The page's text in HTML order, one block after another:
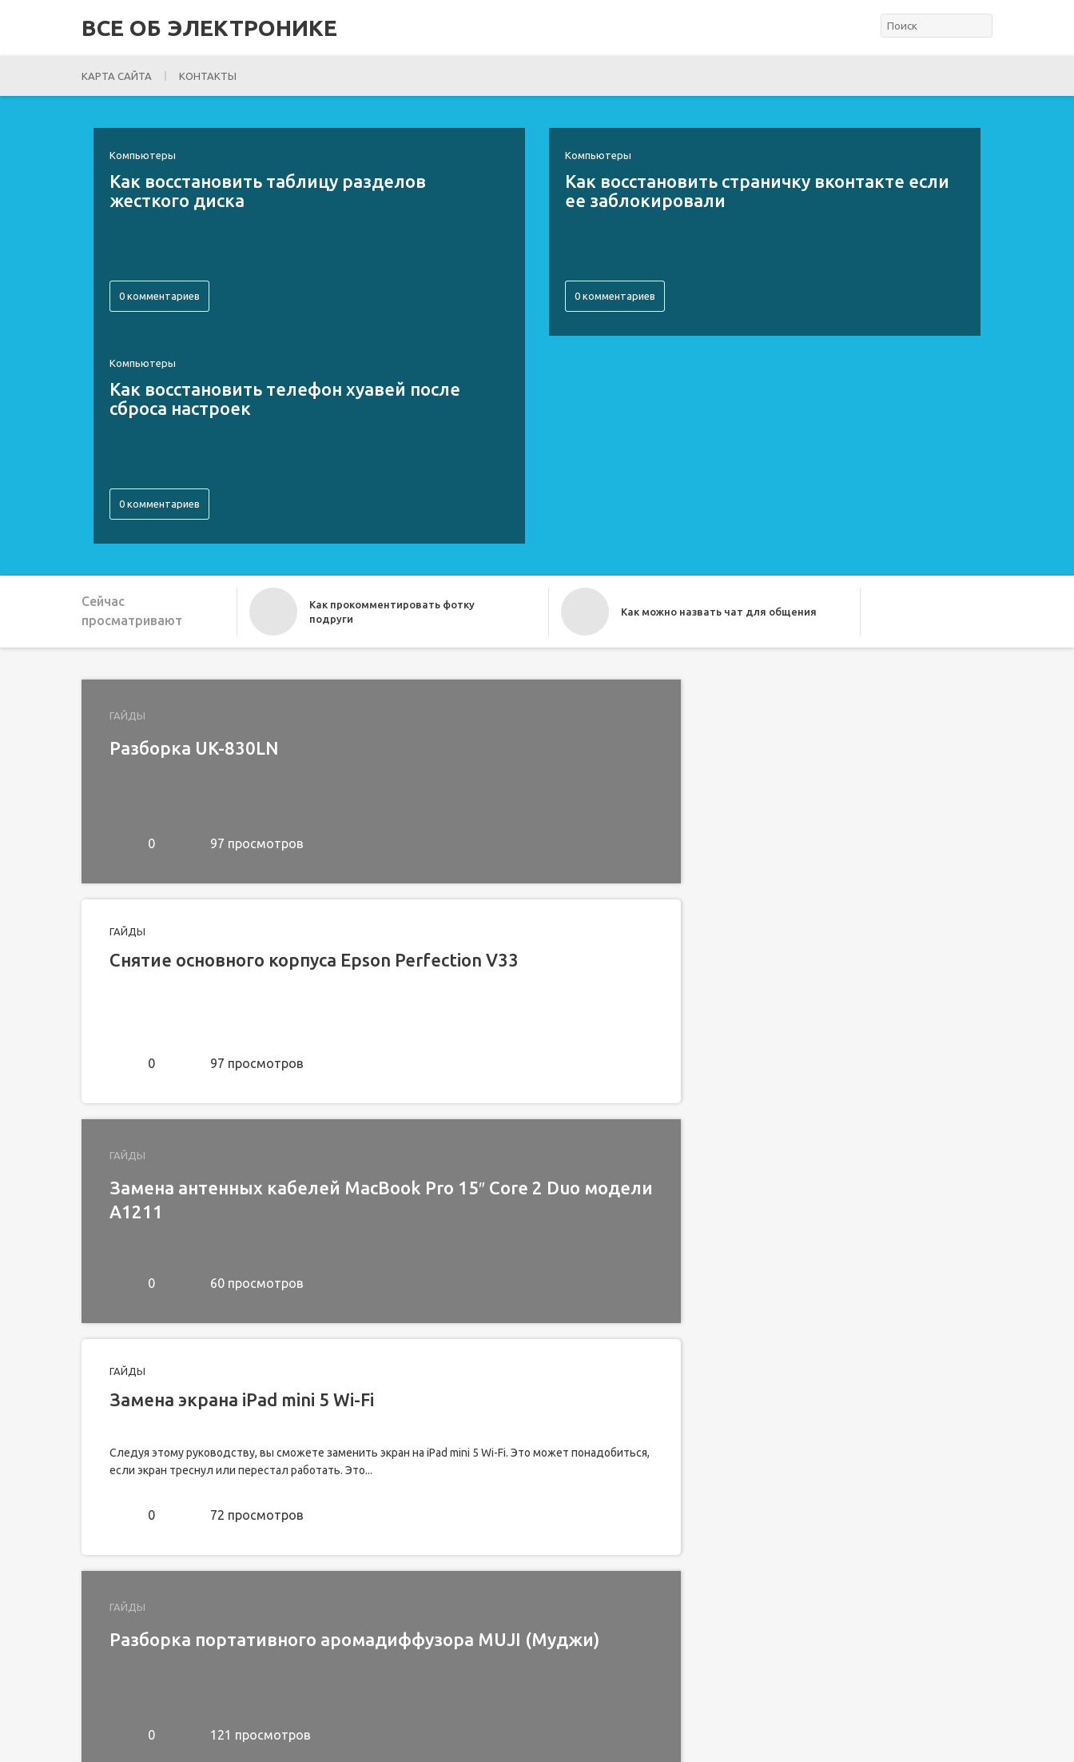
ВСЕ ОБ ЭЛЕКТРОНИКЕ
КАРТА САЙТА КОНТАКТЫ
Компьютеры
Как восстановить таблицу разделов
жесткого диска
0 комментариев
Компьютеры
Как восстановить страничку вконтакте если
ее заблокировали
0 комментариев
Компьютеры
Как восстановить телефон хуавей после
сброса настроек
0 комментариев
Сейчас
просматривают
Как прокомментировать фотку
подруги
Как можно назвать чат для общения
ГАЙДЫ
Разборка UK-830LN
0 97 просмотров
ГАЙДЫ
Снятие основного корпуса Epson Perfection V33
0 97 просмотров
ГАЙДЫ
Замена антенных кабелей MacBook Pro 15″ Core 2 Duo модели
A1211
0 60 просмотров
ГАЙДЫ
Замена экрана iPad mini 5 Wi-Fi
Следуя этому руководству, вы сможете заменить экран на iPad mini 5 Wi-Fi. Это может понадобиться,
если экран треснул или перестал работать. Это...
0 72 просмотров
ГАЙДЫ
Разборка портативного аромадиффузора MUJI (Муджи)
0 121 просмотров